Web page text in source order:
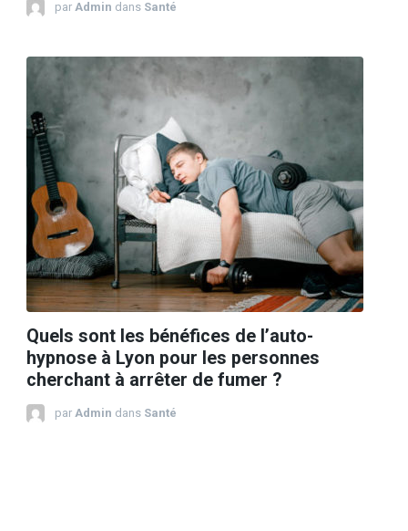
par Admin dans Santé
Quels sont les bénéfices de l’auto-
hypnose à Lyon pour les personnes
cherchant à arrêter de fumer ?
par Admin dans Santé